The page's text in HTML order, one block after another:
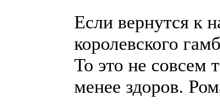
Если вернутся к
королевского
То это не совсем
менее здоров.